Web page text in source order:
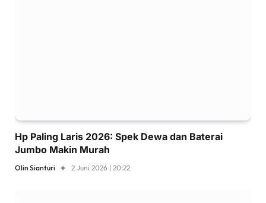
Hp Paling Laris 2026: Spek Dewa dan Baterai
Jumbo Makin Murah
Olin Sianturi 2 Juni 2026 | 20:22